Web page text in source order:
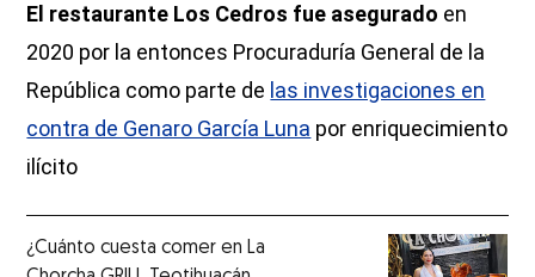
El restaurante Los Cedros fue asegurado en
2020 por la entonces Procuraduría General de la
República como parte de las investigaciones en
contra de Genaro García Luna por enriquecimiento
ilícito
¿Cuánto cuesta comer en La